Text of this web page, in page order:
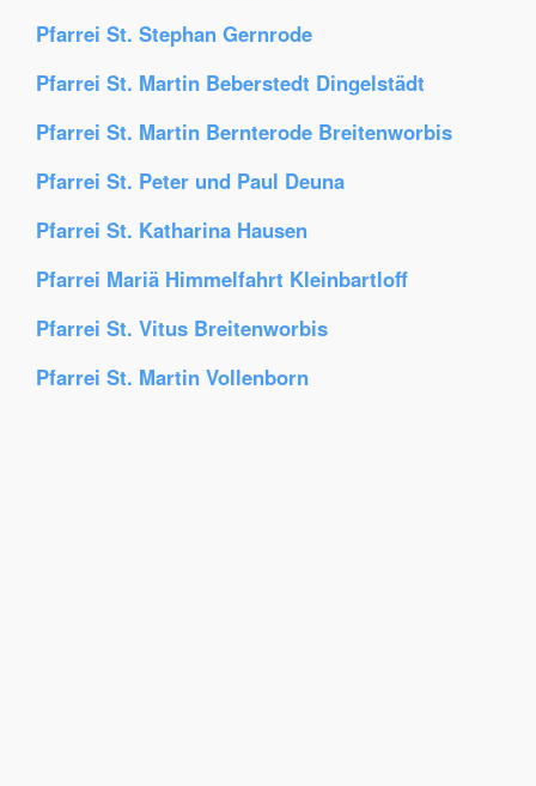
Pfarrei St. Stephan Gernrode
Pfarrei St. Martin Beberstedt Dingelstädt
Pfarrei St. Martin Bernterode Breitenworbis
Pfarrei St. Peter und Paul Deuna
Pfarrei St. Katharina Hausen
Pfarrei Mariä Himmelfahrt Kleinbartloff
Pfarrei St. Vitus Breitenworbis
Pfarrei St. Martin Vollenborn